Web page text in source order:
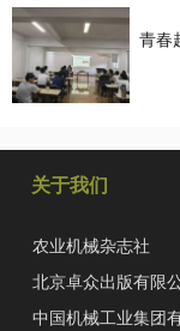
青春
关于我们
农业机械杂志社
北京卓众出版有限
中国机械工业集团